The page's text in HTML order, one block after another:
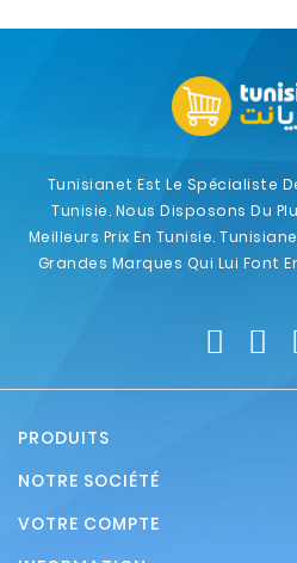
Tunisianet Est Le Spécialiste
Tunisie. Nous Disposons Du
Meilleurs Prix En Tunisie.
Grandes Marques Qui Lui Font
PRODUITS
NOTRE SOCIÉTÉ
VOTRE COMPTE